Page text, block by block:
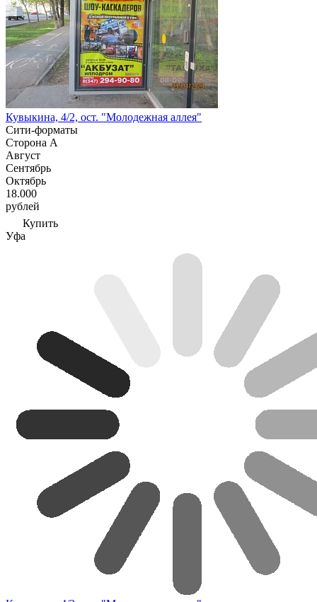
Кувыкина, 4/2, ост. "Молодежная аллея"
Сити-форматы
Сторона А
Август
Сентябрь
Октябрь
18.000
рублей
Купить
Уфа